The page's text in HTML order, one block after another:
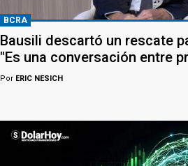
BCRA
Bausili descartó un rescate
"Es una conversación entre
Por ERIC NESICH